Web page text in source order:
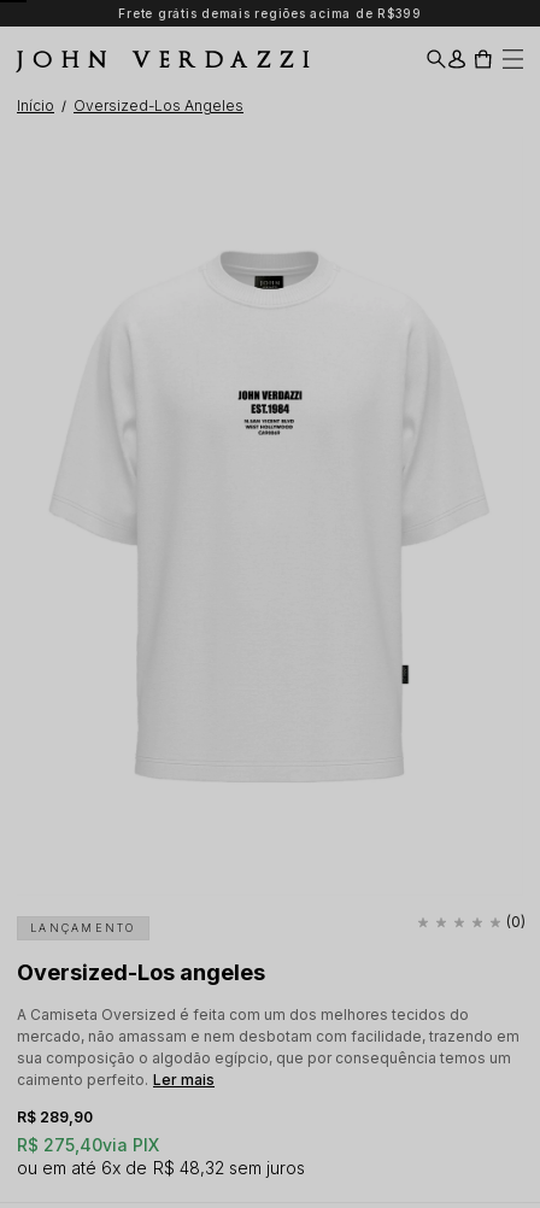
Frete grátis demais regiões acima de R$399
JOHN VERDAZZI
Início Oversized-Los Angeles
LANÇAMENTO
Oversized-Los angeles
A Camiseta Oversized é feita com um dos melhores tecidos do
mercado, não amassam e nem desbotam com facilidade, trazendo em
sua composição o algodão egípcio, que por consequência temos um
caimento perfeito. Ler mais
(0)
R$ 275,40via PIX
R$ 289,90
6x R$ 48,32 sem juros